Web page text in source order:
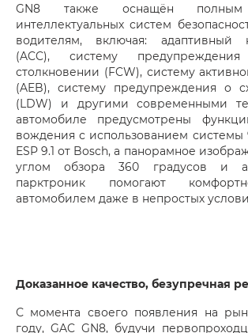
GN8 также оснащён полным
интеллектуальных систем
водителям, включая: адаптивный
(ACC), систему
столкновении (FCW), систему
(AEB), систему предупреждения о
(LDW) и другими современными
автомобиле предусмотрены
вождения с использованием системы
ESP 9.1 от Bosch, а панорамное
углом обзора 360 градусов и
парктроник помогают
автомобилем даже в непростых
Доказанное качество, безупречная
С момента своего появления на
году, GAC GN8, будучи